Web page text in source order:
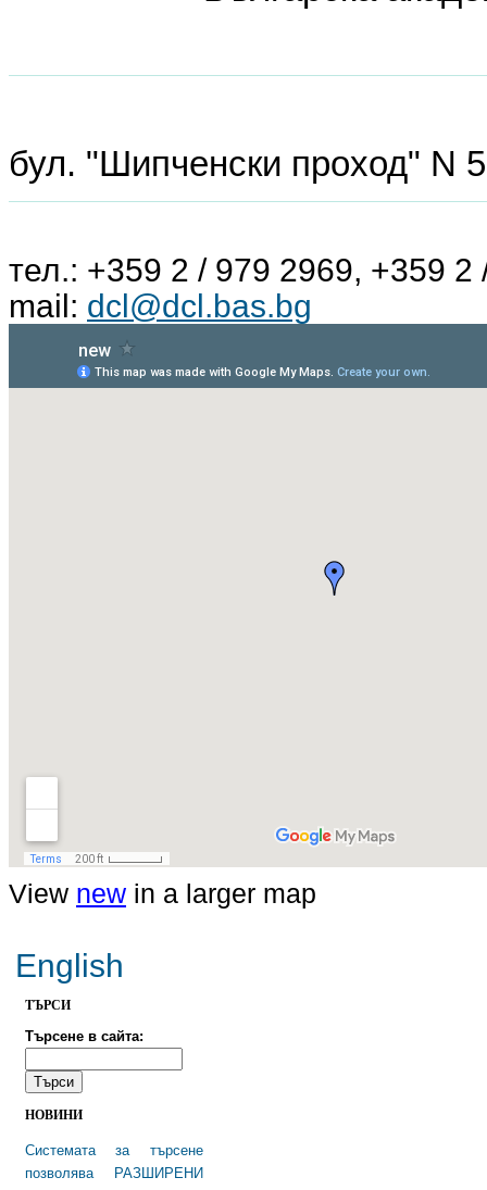
бул. "Шипченски проход" N
тел.: +359 2 / 979 2969, +359
mail: dcl@dcl.bas.bg
View new in a larger map
English
TЪРСИ
Търсене в сайта:
НОВИНИ
Системата за търсене
позволява РАЗШИРЕНИ